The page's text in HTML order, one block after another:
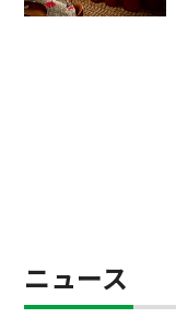
ニュース